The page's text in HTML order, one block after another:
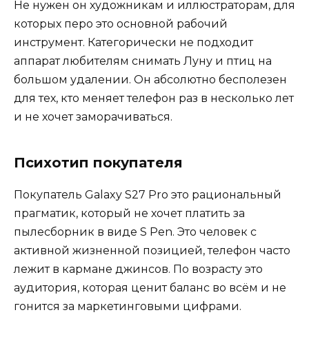
Не нужен он художникам и иллюстраторам, для
которых перо это основной рабочий
инструмент. Категорически не подходит
аппарат любителям снимать Луну и птиц на
большом удалении. Он абсолютно бесполезен
для тех, кто меняет телефон раз в несколько лет
и не хочет заморачиваться.
Психотип покупателя
Покупатель Galaxy S27 Pro это рациональный
прагматик, который не хочет платить за
пылесборник в виде S Pen. Это человек с
активной жизненной позицией, телефон часто
лежит в кармане джинсов. По возрасту это
аудитория, которая ценит баланс во всём и не
гонится за маркетинговыми цифрами.